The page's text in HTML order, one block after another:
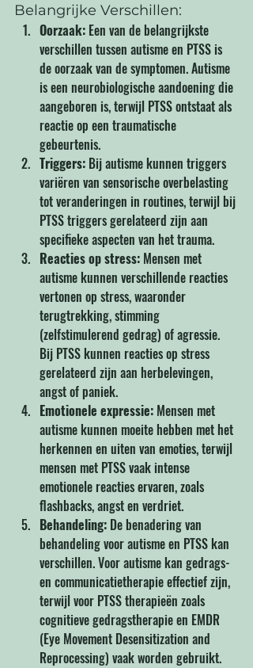
Belangrijke Verschillen:
Oorzaak: Een van de belangrijkste
verschillen tussen autisme en PTSS is
de oorzaak van de symptomen. Autisme
is een neurobiologische aandoening die
aangeboren is, terwijl PTSS ontstaat als
reactie op een traumatische
gebeurtenis.
Triggers: Bij autisme kunnen triggers
variëren van sensorische overbelasting
tot veranderingen in routines, terwijl bij
PTSS triggers gerelateerd zijn aan
specifieke aspecten van het trauma.
Reacties op stress: Mensen met
autisme kunnen verschillende reacties
vertonen op stress, waaronder
terugtrekking, stimming
(zelfstimulerend gedrag) of agressie.
Bij PTSS kunnen reacties op stress
gerelateerd zijn aan herbelevingen,
angst of paniek.
Emotionele expressie: Mensen met
autisme kunnen moeite hebben met het
herkennen en uiten van emoties, terwijl
mensen met PTSS vaak intense
emotionele reacties ervaren, zoals
flashbacks, angst en verdriet.
Behandeling: De benadering van
behandeling voor autisme en PTSS kan
verschillen. Voor autisme kan gedrags-
en communicatietherapie effectief zijn,
terwijl voor PTSS therapieën zoals
cognitieve gedragstherapie en EMDR
(Eye Movement Desensitization and
Reprocessing) vaak worden gebruikt.